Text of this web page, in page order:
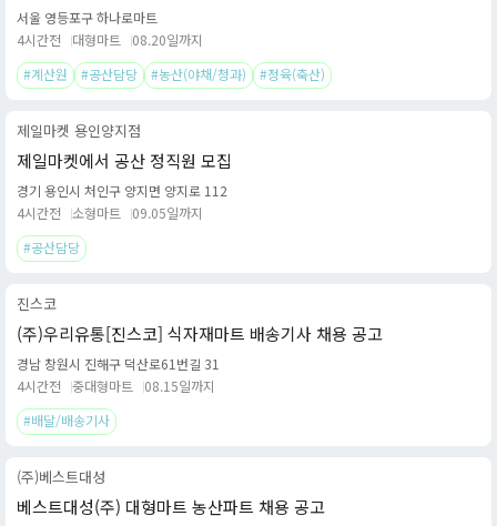
서울 영등포구 하나로마트
4시간전
대형마트
08.20일까지
#계산원
#공산담당 #농산(야채/청과) #정육(축산)
제일마켓 용인양지점
제일마켓에서 공산 정직원 모집
경기 용인시 처인구 양지면 양지로 112
4시간전
소형마트
09.05일까지
#공산담당
진스코
(주)우리유통[진스코] 식자재마트 배송기사 채용 공고
경남 창원시 진해구 덕산로61번길 31
4시간전
중대형마트
08.15일까지
#배달/배송기사
(주)베스트대성
베스트대성(주) 대형마트 농산파트 채용 공고